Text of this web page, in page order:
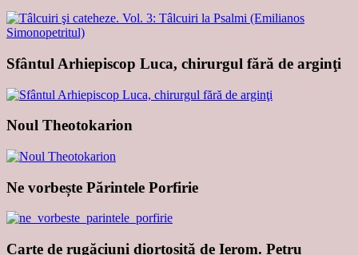
Sfântul Arhiepiscop Luca, chirurgul fără de arginţi
Noul Theotokarion
Ne vorbește Părintele Porfirie
Carte de rugăciuni diortosită de Ierom. Petru